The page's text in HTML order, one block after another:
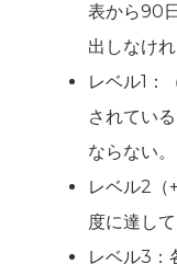
表から90
出しなけれ
レベル1：
されてい
ならない。
レベル2（
度に達し
レベル3：